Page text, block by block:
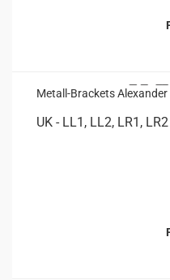
Metall-​​Bra­ckets Alex­an­der
UK - LL1, LL2, LR1, LR2